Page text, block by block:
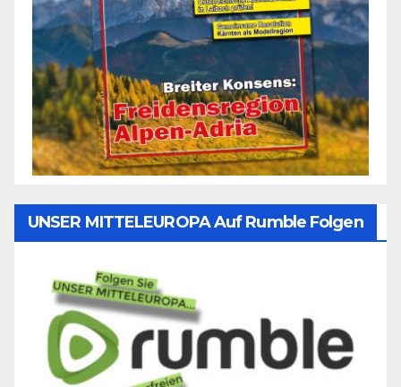
UNSER MITTELEUROPA Auf Rumble Folgen